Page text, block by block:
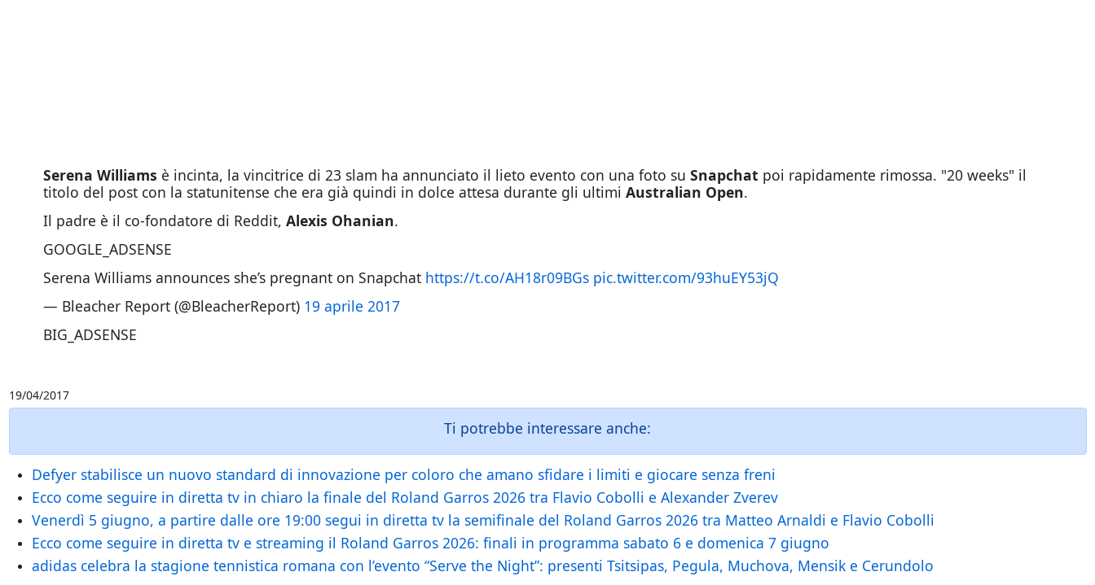
Serena Williams è incinta, la vincitrice di 23 slam ha annunciato il lieto evento con una foto su Snapchat poi rapidamente rimossa. "20 weeks" il
titolo del post con la statunitense che era già quindi in dolce attesa durante gli ultimi Australian Open.
Il padre è il co-fondatore di Reddit, Alexis Ohanian.
GOOGLE_ADSENSE
Serena Williams announces she’s pregnant on Snapchat https://t.co/AH18r09BGs pic.twitter.com/93huEY53jQ
— Bleacher Report (@BleacherReport) 19 aprile 2017
BIG_ADSENSE
19/04/2017
Ti potrebbe interessare anche:
Defyer stabilisce un nuovo standard di innovazione per coloro che amano sfidare i limiti e giocare senza freni
Ecco come seguire in diretta tv in chiaro la finale del Roland Garros 2026 tra Flavio Cobolli e Alexander Zverev
Venerdì 5 giugno, a partire dalle ore 19:00 segui in diretta tv la semifinale del Roland Garros 2026 tra Matteo Arnaldi e Flavio Cobolli
Ecco come seguire in diretta tv e streaming il Roland Garros 2026: finali in programma sabato 6 e domenica 7 giugno
adidas celebra la stagione tennistica romana con l’evento “Serve the Night”: presenti Tsitsipas, Pegula, Muchova, Mensik e Cerundolo